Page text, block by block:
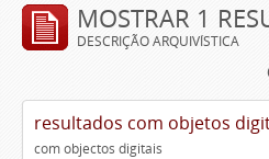
MOSTRAR 1
DESCRIÇÃO ARQUIVÍSTICA
resultados com objetos
com objectos digitais